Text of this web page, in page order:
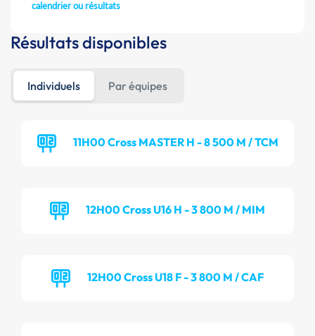
calendrier ou résultats
Résultats disponibles
Individuels Par équipes
11H00 Cross MASTER H - 8 500 M / TCM
12H00 Cross U16 H - 3 800 M / MIM
12H00 Cross U18 F - 3 800 M / CAF